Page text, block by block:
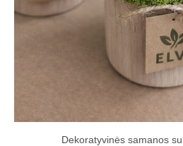
Dekoratyvinės samanos